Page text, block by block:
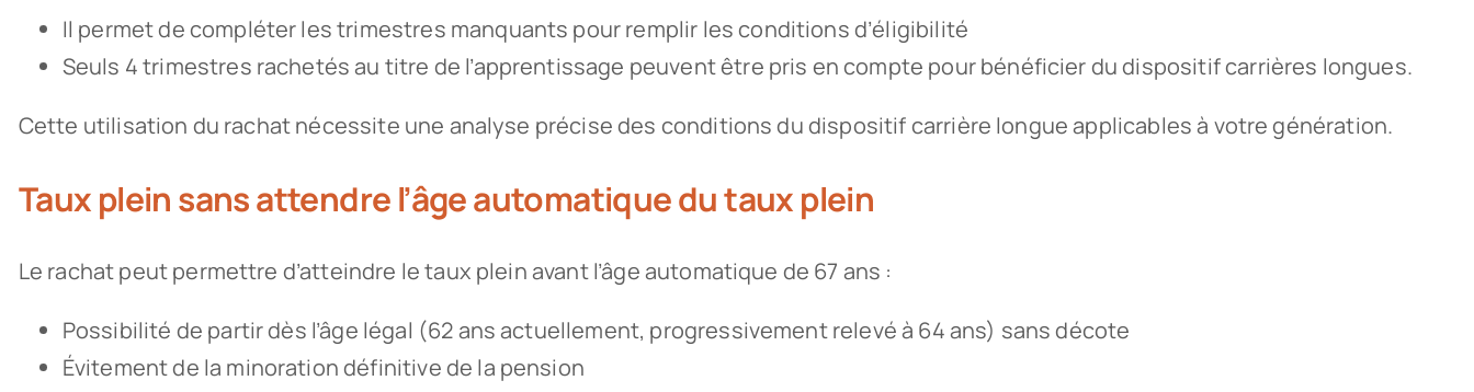
Il permet de compléter les trimestres manquants pour remplir les conditions d’éligibilité
Seuls 4 trimestres rachetés au titre de l’apprentissage peuvent être pris en compte pour bénéficier du dispositif carrières longues.
Cette utilisation du rachat nécessite une analyse précise des conditions du dispositif carrière longue applicables à votre génération.
Taux plein sans attendre l’âge automatique du taux plein
Le rachat peut permettre d’atteindre le taux plein avant l’âge automatique de 67 ans :
Possibilité de partir dès l’âge légal (62 ans actuellement, progressivement relevé à 64 ans) sans décote
Évitement de la minoration définitive de la pension